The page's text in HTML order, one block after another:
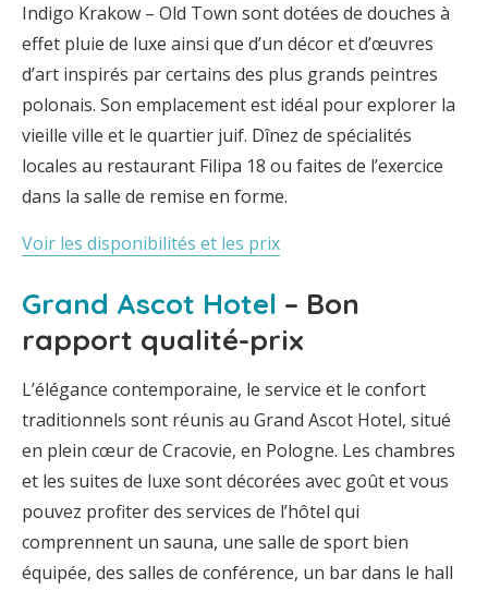
Indigo Krakow – Old Town sont dotées de douches à
effet pluie de luxe ainsi que d’un décor et d’œuvres
d’art inspirés par certains des plus grands peintres
polonais. Son emplacement est idéal pour explorer la
vieille ville et le quartier juif. Dînez de spécialités
locales au restaurant Filipa 18 ou faites de l’exercice
dans la salle de remise en forme.
Voir les disponibilités et les prix
Grand Ascot Hotel – Bon
rapport qualité-prix
L’élégance contemporaine, le service et le confort
traditionnels sont réunis au Grand Ascot Hotel, situé
en plein cœur de Cracovie, en Pologne. Les chambres
et les suites de luxe sont décorées avec goût et vous
pouvez profiter des services de l’hôtel qui
comprennent un sauna, une salle de sport bien
équipée, des salles de conférence, un bar dans le hall